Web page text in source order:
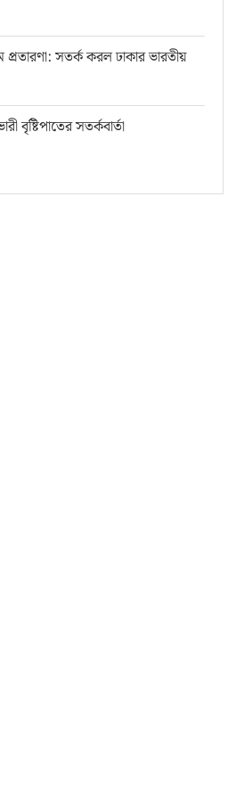
প্রতারণা: সতর্ক করল ঢাকার ভারতীয়
বৃষ্টিপাতের সতর্কবার্তা